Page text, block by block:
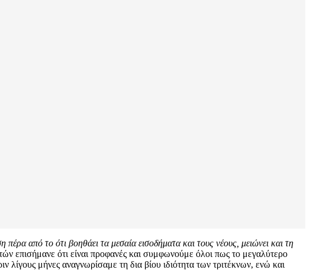
πέρα από το ότι βοηθάει τα μεσαία εισοδήματα και τους νέους, μειώνει και τη
επισήμανε ότι είναι προφανές και συμφωνούμε όλοι πως το μεγαλύτερο
μήνες αναγνωρίσαμε τη δια βίου ιδιότητα των τριτέκνων, ενώ και